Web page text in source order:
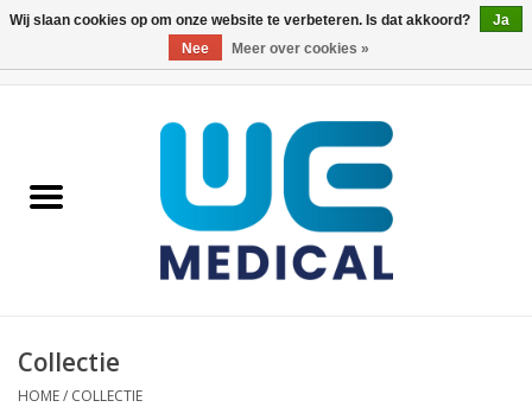
We Peel
Collectie
HOME/ COLLECTIE
Wij slaan cookies op om onze website te verbeteren. Is dat akkoord?
Ja
Nee
Meer over cookies »